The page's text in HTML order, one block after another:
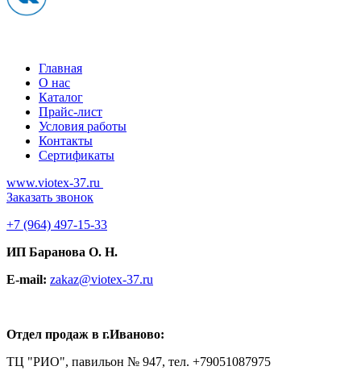
Главная
О нас
Каталог
Прайс-лист
Условия работы
Контакты
Сертификаты
www.viotex-37.ru
Заказать звонок
+7 (964) 497-15-33
ИП Баранова О. Н.
E-mail: zakaz@viotex-37.ru
Отдел продаж в г.Иваново:
ТЦ "РИО", павильон № 947, тел. +79051087975